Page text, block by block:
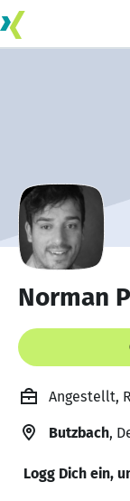
Norman
Angestellt,
Butzbach,
Logg Dich ein,